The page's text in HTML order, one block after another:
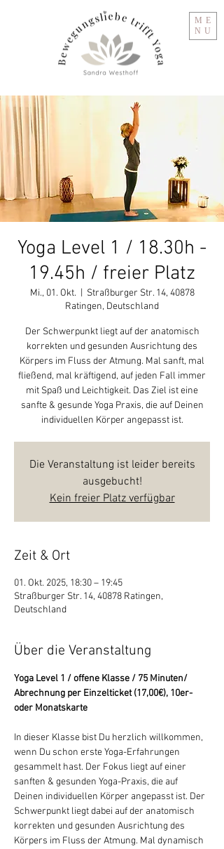
ME
NU
Yoga Level 1 / 18.30h -
19.45h / freier Platz
Mi., 01. Okt.
Straßburger Str. 14, 40878
Ratingen, Deutschland
Der Schwerpunkt liegt auf der anatomisch
korrekten und gesunden Ausrichtung des
Körpers im Fluss der Atmung. Mal sanft, mal
fließend, mal kräftigend, auf jeden Fall immer
mit Spaß und Leichtigkeit. Das Ziel ist eine
sanfte & gesunde Yoga Praxis, die auf Deinen
individuellen Körper angepasst ist.
Die Veranstaltung ist leider bereits
ausgebucht!
Kein freier Platz verfügbar
Zeit & Ort
01. Okt. 2025, 18:30 – 19:45
Straßburger Str. 14, 40878 Ratingen,
Deutschland
Über die Veranstaltung
Yoga Level 1 / offene Klasse / 75 Minuten/
Abrechnung per Einzelticket (17,00€), 10er-
oder Monatskarte
In dieser Klasse bist Du herzlich willkommen,
wenn Du schon erste Yoga-Erfahrungen
gesammelt hast. Der Fokus liegt auf einer
sanften & gesunden Yoga-Praxis, die auf
Deinen individuellen Körper angepasst ist. Der
Schwerpunkt liegt dabei auf der anatomisch
korrekten und gesunden Ausrichtung des
Körpers im Fluss der Atmung. Mal dynamisch